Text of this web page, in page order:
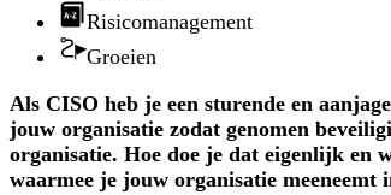
Risicomanagement
Groeien
Als CISO heb je een sturende en
jouw organisatie zodat genomen
organisatie. Hoe doe je dat eigenlijk en
waarmee je jouw organisatie